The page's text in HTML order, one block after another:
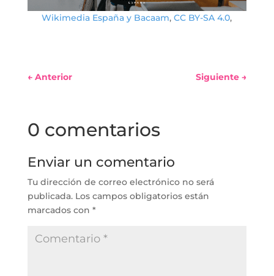
Wikimedia España y Bacaam,CC BY-SA 4.0,
← Anterior Siguiente →
0 comentarios
Enviar un comentario
Tu dirección de correo electrónico no será
publicada. Los campos obligatorios están
marcados con *